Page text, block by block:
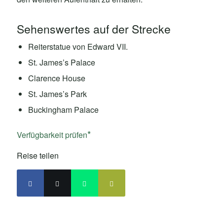
Sehenswertes auf der Strecke
Reiterstatue von Edward VII.
St. James’s Palace
Clarence House
St. James’s Park
Buckingham Palace
Verfügbarkeit prüfen
Reise teilen